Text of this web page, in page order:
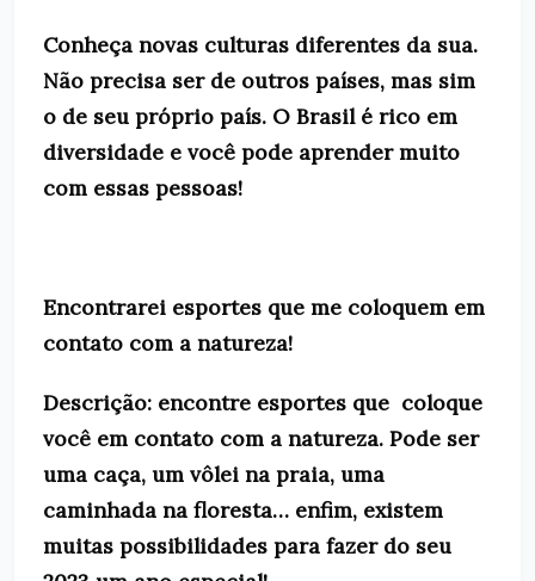
Conheça novas culturas diferentes da sua.
Não precisa ser de outros países, mas sim
o de seu próprio país. O Brasil é rico em
diversidade e você pode aprender muito
com essas pessoas!
Encontrarei esportes que me coloquem em
contato com a natureza!
Descrição: encontre esportes que coloque
você em contato com a natureza. Pode ser
uma caça, um vôlei na praia, uma
caminhada na floresta… enfim, existem
muitas possibilidades para fazer do seu